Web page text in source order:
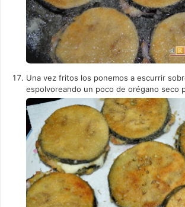
Una vez fritos los ponemos a escurrir
espolvoreando un poco de orégano seco